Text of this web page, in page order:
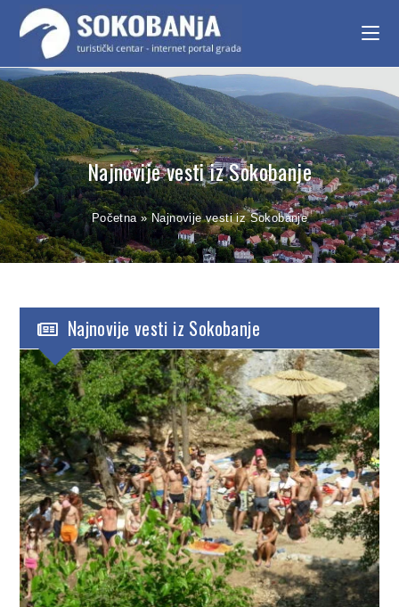
Najnovije vesti iz Sokobanje
Početna»Najnovije vesti iz Sokobanje
Najnovije vesti iz Sokobanje